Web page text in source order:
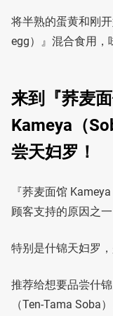
将半熟的蛋黄和刚
egg）』混合食用，
来到『荞麦
Kameya（
尝天妇罗！
『荞麦面馆
顾客支持的原因之
特别是什锦天妇罗
推荐给想要品尝什
（Ten-Tama Soba）